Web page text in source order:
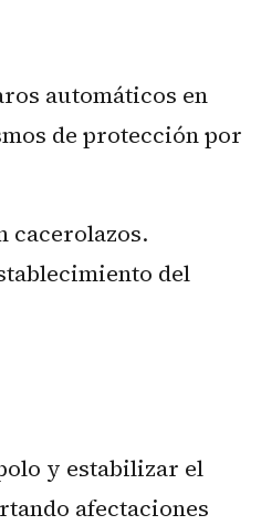
automáticos en
de protección por
cacerolazos.
del
y estabilizar el
afectaciones